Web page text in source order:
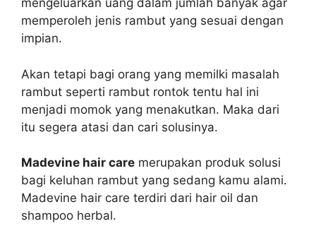
mengeluarkan uang dalam jumlah banyak agar
memperoleh jenis rambut yang sesuai dengan
impian.
Akan tetapi bagi orang yang memilki masalah
rambut seperti rambut rontok tentu hal ini
menjadi momok yang menakutkan. Maka dari
itu segera atasi dan cari solusinya.
Madevine hair care merupakan produk solusi
bagi keluhan rambut yang sedang kamu alami.
Madevine hair care terdiri dari hair oil dan
shampoo herbal.